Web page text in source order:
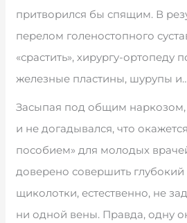
притворился бы спящим. В
перелом голеностопного
«срастить», хирургу-ортопеду
железные пластины, шурупы
Засыпая под общим наркозом,
и не догадывался, что
пособием» для молодых
доверено совершить
щиколотки, естественно, не
ни одной вены. Правда, одну